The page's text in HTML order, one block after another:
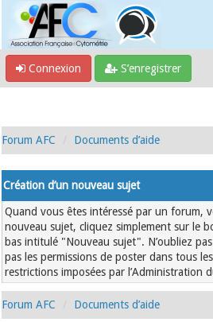
Connexion S’enregistrer
Forum AFC Documents d’aide
Création d’un nouveau sujet
Quand vous êtes intéressé par un forum,
nouveau sujet, cliquez simplement sur le
bas intitulé "Nouveau sujet". N’oubliez
pas les permissions de poster dans tous
restrictions imposées par l’Administration
Forum AFC Documents d’aide